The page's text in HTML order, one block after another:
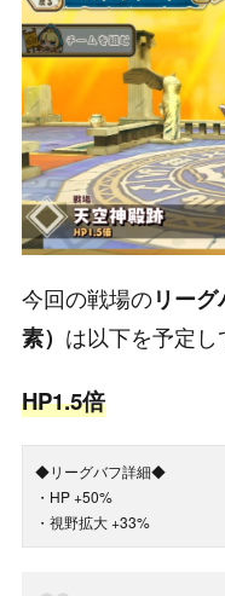
今回の戦場のリーグ
素） は以下を予定し
HP1.5倍
◆リーグバフ詳細◆
・HP +50%
・視野拡大 +33%